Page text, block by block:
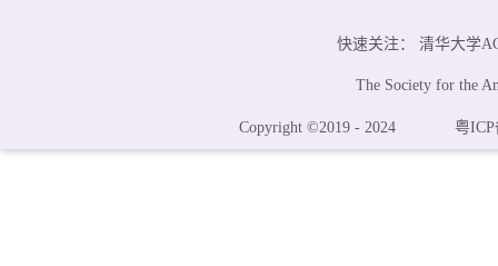
快速关注： 清华大学
The Society for the
Copyright ©2019 - 2024 粤ICP